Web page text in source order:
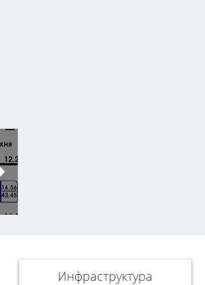
Инфраструктура